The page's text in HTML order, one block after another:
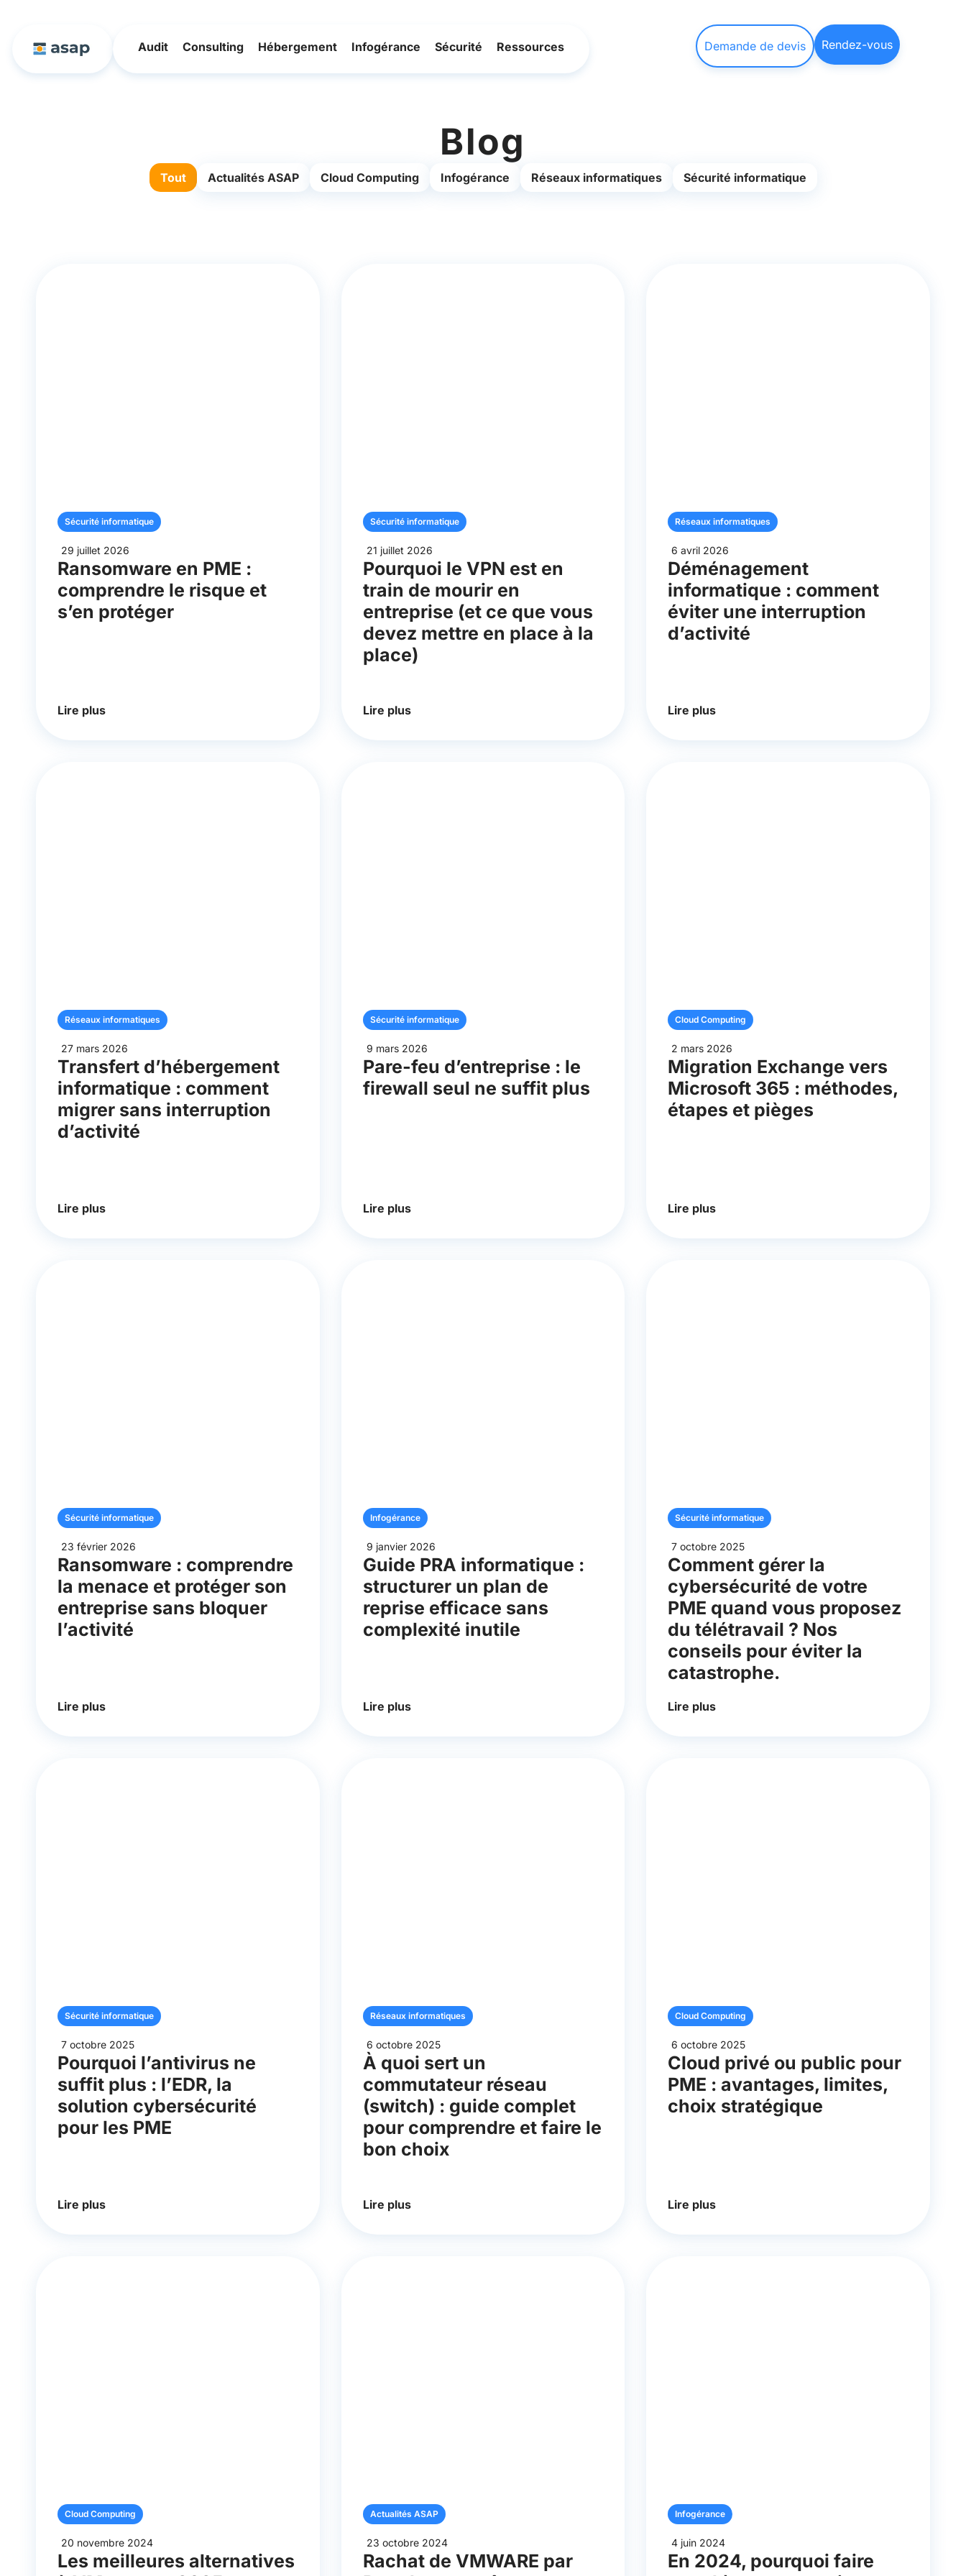
Audit Consulting Hébergement Infogérance Sécurité Ressources Demande de devis Rendez-vous
Blog
Actualités ASAP Cloud Computing Infogérance Réseaux informatiques Sécurité informatique
Tout
Sécurité informatique
29 juillet 2026
Ransomware en PME :
comprendre le risque et
s’en protéger
Lire plus
Sécurité informatique
21 juillet 2026
Pourquoi le VPN est en
train de mourir en
entreprise (et ce que vous
devez mettre en place à la
place)
Lire plus
Réseaux informatiques
6 avril 2026
Déménagement
informatique : comment
éviter une interruption
d’activité
Lire plus
Réseaux informatiques
27 mars 2026
Transfert d’hébergement
informatique : comment
migrer sans interruption
d’activité
Lire plus
Sécurité informatique
9 mars 2026
Pare-feu d’entreprise : le
firewall seul ne suffit plus
Lire plus
Cloud Computing
2 mars 2026
Migration Exchange vers
Microsoft 365 : méthodes,
étapes et pièges
Lire plus
Sécurité informatique
23 février 2026
Ransomware : comprendre
la menace et protéger son
entreprise sans bloquer
l’activité
Lire plus
Infogérance
9 janvier 2026
Guide PRA informatique :
structurer un plan de
reprise efficace sans
complexité inutile
Lire plus
Sécurité informatique
7 octobre 2025
Comment gérer la
cybersécurité de votre
PME quand vous proposez
du télétravail ? Nos
conseils pour éviter la
catastrophe.
Lire plus
Sécurité informatique
7 octobre 2025
Pourquoi l’antivirus ne
suffit plus : l’EDR, la
solution cybersécurité
pour les PME
Lire plus
Réseaux informatiques
6 octobre 2025
À quoi sert un
commutateur réseau
(switch) : guide complet
pour comprendre et faire le
bon choix
Lire plus
Cloud Computing
6 octobre 2025
Cloud privé ou public pour
PME : avantages, limites,
choix stratégique
Lire plus
Cloud Computing
20 novembre 2024
Les meilleures alternatives
Actualités ASAP
23 octobre 2024
Rachat de VMWARE par
Infogérance
4 juin 2024
En 2024, pourquoi faire